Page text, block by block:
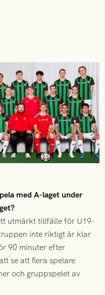
med A-laget under
utmärkt tillfälle för U19-
inte riktigt är klar
90 minuter efter
se att flera spelare
och gruppspelet av